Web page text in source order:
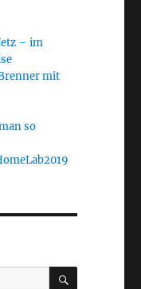
– im
mit
so
SUCHEN